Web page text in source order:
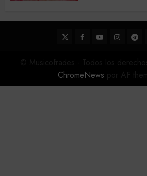
22 DE FEBRERO
TwitterFacebook
Youtube
ChromeNews